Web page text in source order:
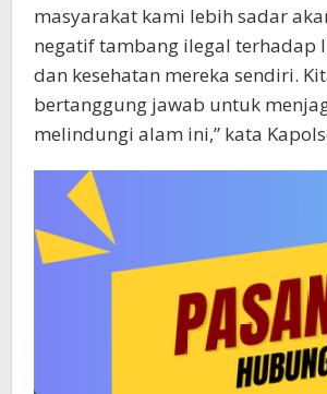
masyarakat kami lebih sadar
negatif tambang ilegal terhadap
dan kesehatan mereka sendiri.
bertanggung jawab untuk
melindungi alam ini,” kata